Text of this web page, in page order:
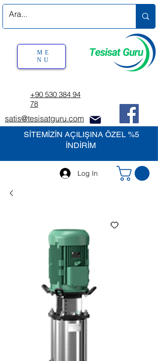
SİTEMİZİN AÇILIŞINA ÖZEL %5
İNDİRİM
+90 530 384 94
78
satis@tesisatguru.com
Log In
ME
NU